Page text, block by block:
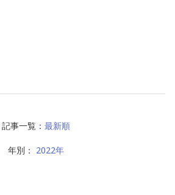
記事一覧： 最新順
年別： 2022年